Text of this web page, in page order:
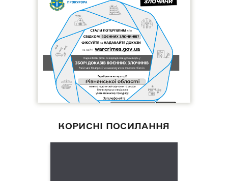
КОРИСНІ ПОСИЛАННЯ